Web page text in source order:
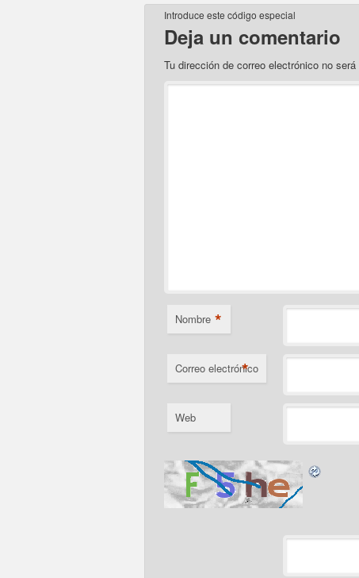
Deja un comentario
Tu dirección de correo electrónico no será
Nombre *
Correo electrónico
*
Web
Introduce este código especial